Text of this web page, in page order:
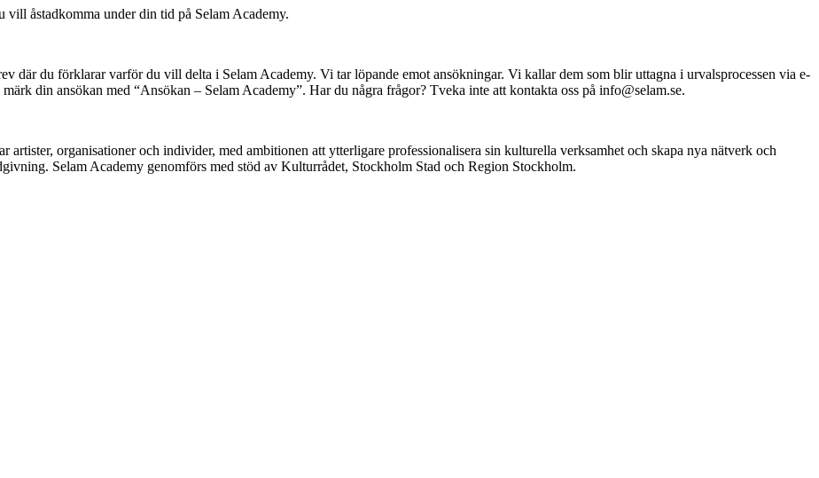
åstadkomma under din tid på Selam Academy.
där du förklarar varför du vill delta i Selam Academy. Vi tar löpande emot ansökningar. Vi kallar dem som blir uttagna i urvalsprocessen via e-
din ansökan med “Ansökan – Selam Academy”. Har du några frågor? Tveka inte att kontakta oss på info@selam.se.
artister, organisationer och individer, med ambitionen att ytterligare professionalisera sin kulturella verksamhet och skapa nya nätverk och
Selam Academy genomförs med stöd av Kulturrådet, Stockholm Stad och Region Stockholm.